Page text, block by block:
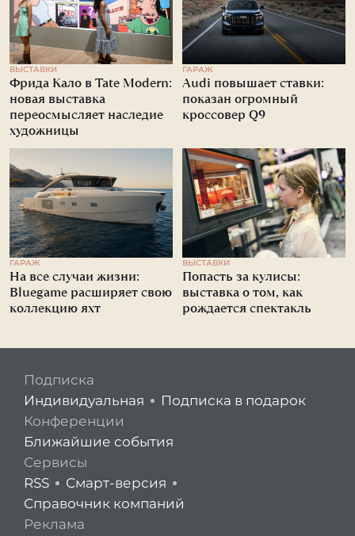
ВЫСТАВКИ
Фрида Кало в Tate Modern:
новая выставка
переосмысляет наследие
художницы
ГАРАЖ
Audi повышает ставки:
показан огромный
кроссовер Q9
ГАРАЖ
На все случаи жизни:
Bluegame расширяет свою
коллекцию яхт
ВЫСТАВКИ
Попасть за кулисы:
выставка о том, как
рождается спектакль
Подписка
Индивидуальная
Подписка в подарок
Конференции
Ближайшие события
Сервисы
RSS
Смарт-версия
Справочник компаний
Реклама